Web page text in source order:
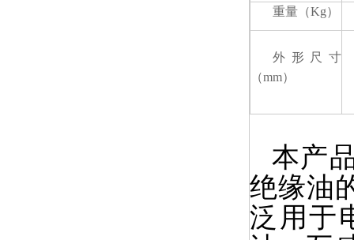
重量（Kg）
外形尺寸
（mm）
本产
绝缘油
泛用于